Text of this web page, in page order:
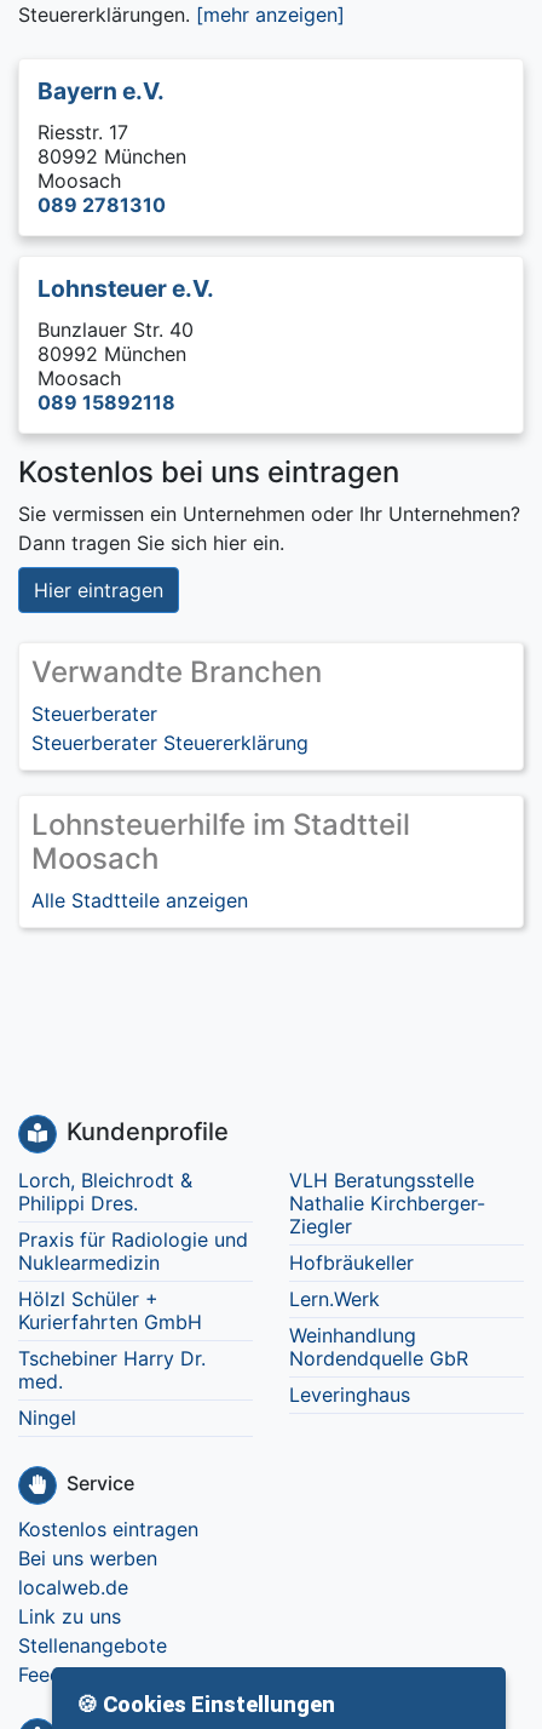
Steuererklärungen. [mehr anzeigen]
Bayern e.V.
Riesstr. 17
80992 München
Moosach
089 2781310
Lohnsteuer e.V.
Bunzlauer Str. 40
80992 München
Moosach
089 15892118
Kostenlos bei uns eintragen
Sie vermissen ein Unternehmen oder Ihr Unternehmen?
Dann tragen Sie sich hier ein.
Hier eintragen
Verwandte Branchen
Steuerberater
Steuerberater Steuererklärung
Lohnsteuerhilfe im Stadtteil
Moosach
Alle Stadtteile anzeigen
Kundenprofile
Lorch, Bleichrodt &
Philippi Dres.
Praxis für Radiologie und
Nuklearmedizin
Hölzl Schüler +
Kurierfahrten GmbH
Tschebiner Harry Dr.
med.
Ningel
VLH Beratungsstelle
Nathalie Kirchberger-
Ziegler
Hofbräukeller
Lern.Werk
Weinhandlung
Nordendquelle GbR
Leveringhaus
Service
Kostenlos eintragen
Bei uns werben
localweb.de
Link zu uns
Stellenangebote
Feedback
🍪 Cookies Einstellungen